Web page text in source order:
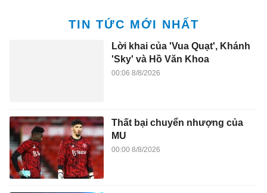
TIN TỨC MỚI NHẤT
Lời khai của 'Vua Quạt', Khánh
'Sky' và Hồ Văn Khoa
00:06 8/8/2026
Thất bại chuyển nhượng của
MU
00:00 8/8/2026